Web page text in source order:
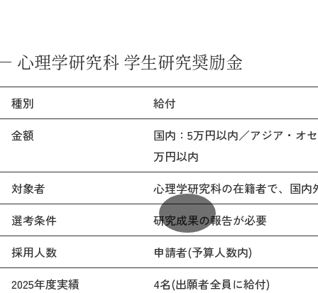
心理学研究科 学生研究奨励金
種別
給付
金額
国内：5万円以内／アジア・オ
万円以内
対象者
心理学研究科の在籍者で、国
選考条件
研究成果の報告が必要
採用人数
申請者(予算人数内)
2025年度実績
4名(出願者全員に給付)